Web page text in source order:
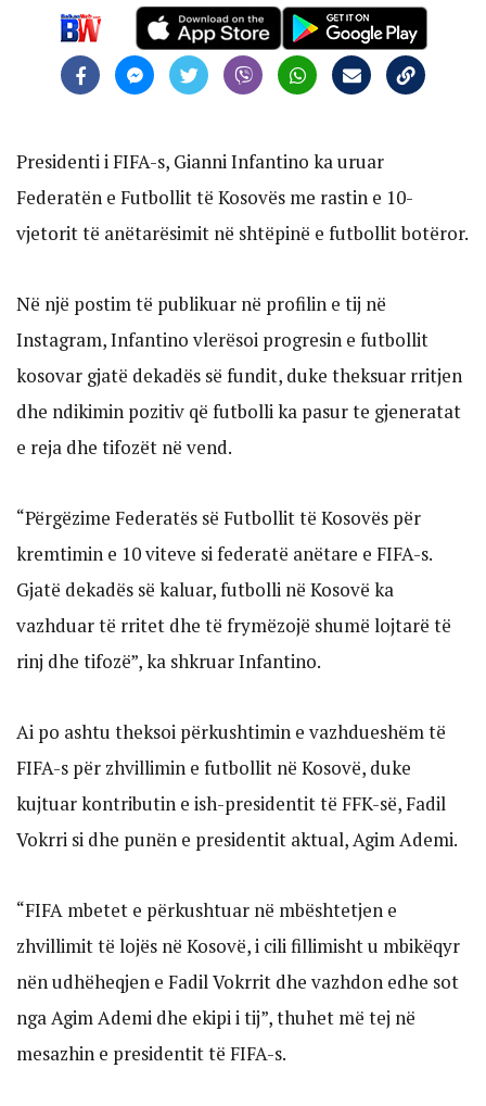
Presidenti i FIFA-s, Gianni Infantino ka uruar
Federatën e Futbollit të Kosovës me rastin e 10-
vjetorit të anëtarësimit në shtëpinë e futbollit botëror.
Në një postim të publikuar në profilin e tij në
Instagram, Infantino vlerësoi progresin e futbollit
kosovar gjatë dekadës së fundit, duke theksuar rritjen
dhe ndikimin pozitiv që futbolli ka pasur te gjeneratat
e reja dhe tifozët në vend.
“Përgëzime Federatës së Futbollit të Kosovës për
kremtimin e 10 viteve si federatë anëtare e FIFA-s.
Gjatë dekadës së kaluar, futbolli në Kosovë ka
vazhduar të rritet dhe të frymëzojë shumë lojtarë të
rinj dhe tifozë”, ka shkruar Infantino.
Ai po ashtu theksoi përkushtimin e vazhdueshëm të
FIFA-s për zhvillimin e futbollit në Kosovë, duke
kujtuar kontributin e ish-presidentit të FFK-së, Fadil
Vokrri si dhe punën e presidentit aktual, Agim Ademi.
“FIFA mbetet e përkushtuar në mbështetjen e
zhvillimit të lojës në Kosovë, i cili fillimisht u mbikëqyr
nën udhëheqjen e Fadil Vokrrit dhe vazhdon edhe sot
nga Agim Ademi dhe ekipi i tij”, thuhet më tej në
mesazhin e presidentit të FIFA-s.